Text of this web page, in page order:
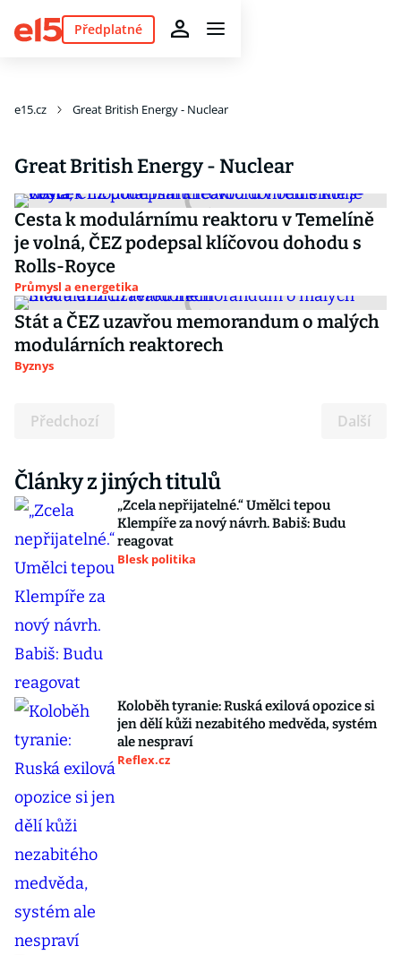
Předplatné
e15.cz Great British Energy - Nuclear
Great British Energy - Nuclear
Cesta k modulárnímu reaktoru v Temelíně
je volná, ČEZ podepsal klíčovou dohodu s
Rolls-Royce
Průmysl a energetika
Stát a ČEZ uzavřou memorandum o malých
modulárních reaktorech
Byznys
Předchozí Další
Články z jiných titulů
„Zcela nepřijatelné.“ Umělci tepou
Klempíře za nový návrh. Babiš: Budu
reagovat
Blesk politika
Koloběh tyranie: Ruská exilová opozice si
jen dělí kůži nezabitého medvěda, systém
ale nespraví
Reflex.cz